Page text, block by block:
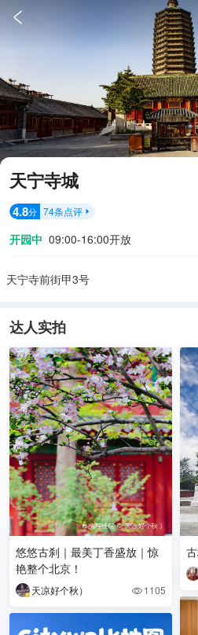

天宁寺城
4.8分 74条点评 
开园中 09:00-16:00开放
天宁寺前街甲3号
达人实拍
悠悠古刹｜最美丁香盛放｜惊
艳整个北京！
天凉好个秋）  1105